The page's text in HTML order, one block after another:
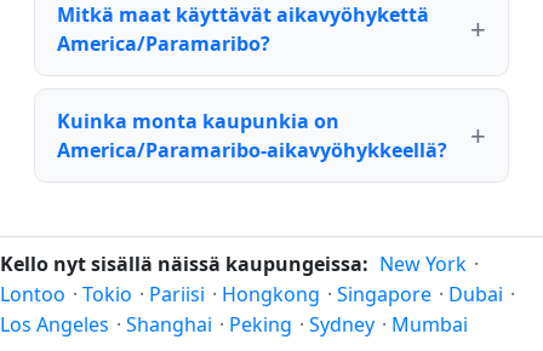
Mitkä maat käyttävät aikavyöhykettä
America/Paramaribo?
Kuinka monta kaupunkia on
America/Paramaribo-aikavyöhykkeellä?
Kello nyt sisällä näissä kaupungeissa: New York ·
Lontoo · Tokio · Pariisi · Hongkong · Singapore · Dubai ·
Los Angeles · Shanghai · Peking · Sydney · Mumbai